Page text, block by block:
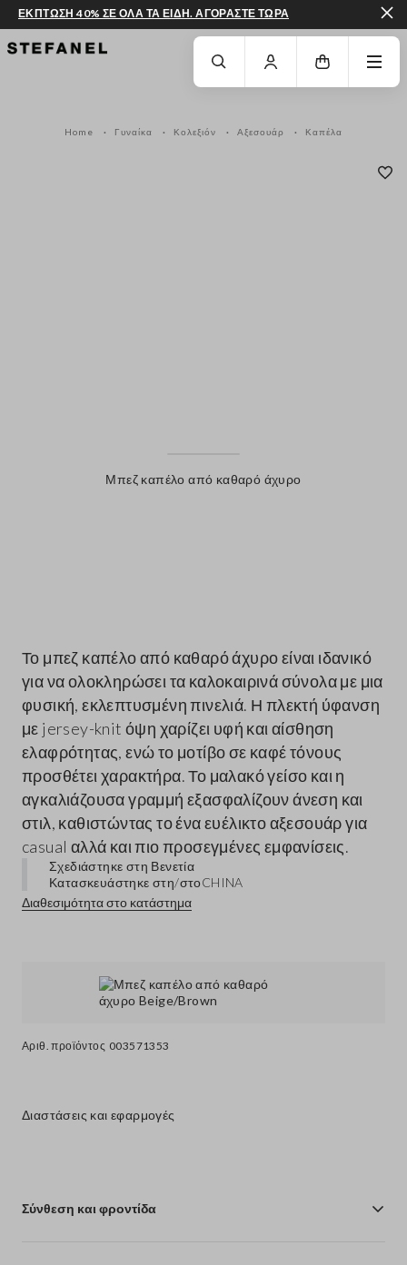
ΜΕΤΆΒΑΣΗ ΣΤΟ ΚΎΡΙΟ ΠΕΡΙΕΧΌΜΕΝΟΚΑΤΕΒΕΊΤΕ ΣΤΟ ΚΆΤΩ ΜΈΡΟΣ
ΕΚΠΤΩΣΗ 40% ΣΕ ΟΛΑ ΤΑ ΕΙΔΗ. ΑΓΟΡΑΣΤΕ ΤΩΡΑ
Home Γυναίκα Κολεξιόν Αξεσουάρ Καπέλα
Μπεζ καπέλο από καθαρό άχυρο
Αριθ. προϊόντος 003571353
Το μπεζ καπέλο από καθαρό άχυρο είναι ιδανικό
για να ολοκληρώσει τα καλοκαιρινά σύνολα με μια
φυσική, εκλεπτυσμένη πινελιά. Η πλεκτή ύφανση
με jersey-knit όψη χαρίζει υφή και αίσθηση
ελαφρότητας, ενώ το μοτίβο σε καφέ τόνους
προσθέτει χαρακτήρα. Το μαλακό γείσο και η
αγκαλιάζουσα γραμμή εξασφαλίζουν άνεση και
στιλ, καθιστώντας το ένα ευέλικτο αξεσουάρ για
casual αλλά και πιο προσεγμένες εμφανίσεις.
Σχεδιάστηκε στη Βενετία
Κατασκευάστηκε στη/στοCHINA
Διαθεσιμότητα στο κατάστημα
Διαστάσεις και εφαρμογές
Σύνθεση και φροντίδα